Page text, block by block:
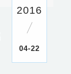
2016
04-22